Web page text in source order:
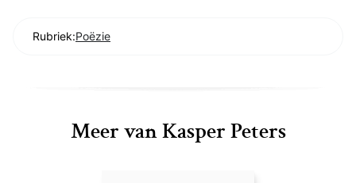
Rubriek:Poëzie
Meer van Kasper Peters